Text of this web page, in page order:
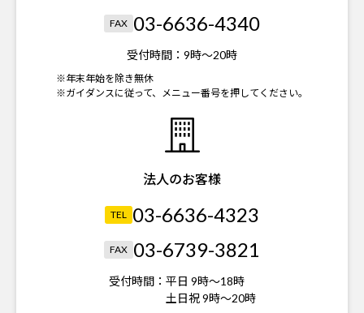
FAX 03-6636-4340
受付時間： 9時～20時
※年末年始を除き無休
※ガイダンスに従って、メニュー番号を押してください。
法人のお客様
TEL 03-6636-4323
FAX 03-6739-3821
受付時間： 平日 9時～18時
土日祝 9時～20時